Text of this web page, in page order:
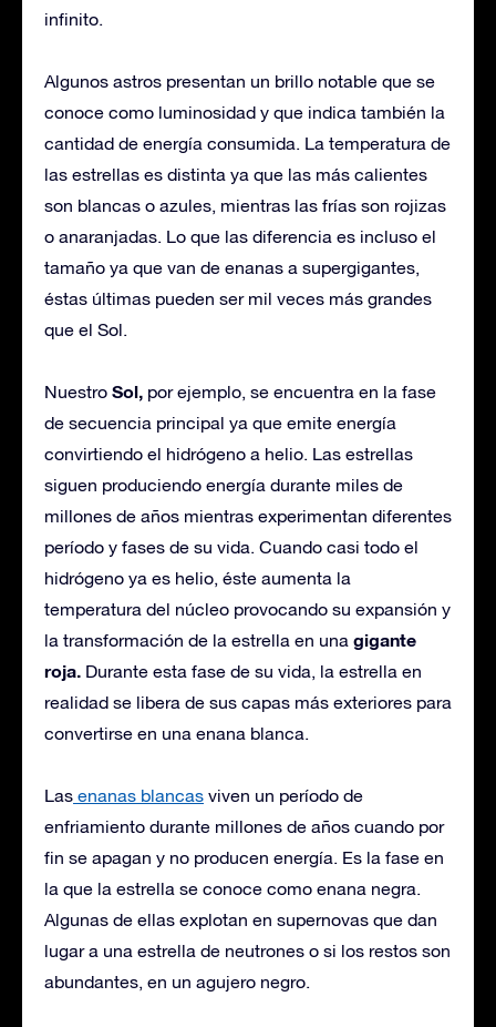
infinito.
Algunos astros presentan un brillo notable que se
conoce como luminosidad y que indica también la
cantidad de energía consumida. La temperatura de
las estrellas es distinta ya que las más calientes
son blancas o azules, mientras las frías son rojizas
o anaranjadas. Lo que las diferencia es incluso el
tamaño ya que van de enanas a supergigantes,
éstas últimas pueden ser mil veces más grandes
que el Sol.
Nuestro Sol, por ejemplo, se encuentra en la fase
de secuencia principal ya que emite energía
convirtiendo el hidrógeno a helio. Las estrellas
siguen produciendo energía durante miles de
millones de años mientras experimentan diferentes
período y fases de su vida. Cuando casi todo el
hidrógeno ya es helio, éste aumenta la
temperatura del núcleo provocando su expansión y
la transformación de la estrella en una gigante
roja. Durante esta fase de su vida, la estrella en
realidad se libera de sus capas más exteriores para
convertirse en una enana blanca.
Las enanas blancas viven un período de
enfriamiento durante millones de años cuando por
fin se apagan y no producen energía. Es la fase en
la que la estrella se conoce como enana negra.
Algunas de ellas explotan en supernovas que dan
lugar a una estrella de neutrones o si los restos son
abundantes, en un agujero negro.